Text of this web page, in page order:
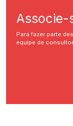
Associe-
Para fazer parte
equipe de